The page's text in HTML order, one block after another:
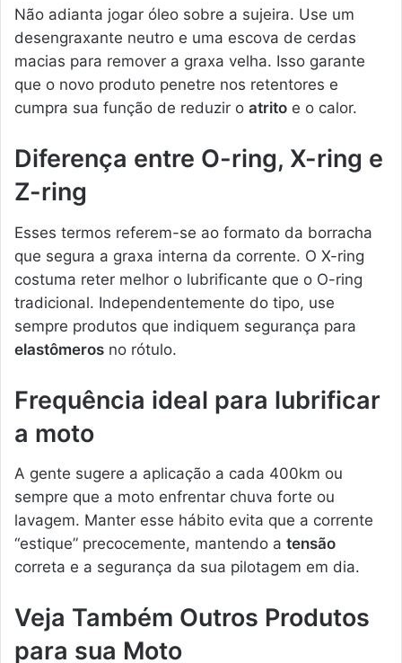
Não adianta jogar óleo sobre a sujeira. Use um
desengraxante neutro e uma escova de cerdas
macias para remover a graxa velha. Isso garante
que o novo produto penetre nos retentores e
cumpra sua função de reduzir o atrito e o calor.
Diferença entre O-ring, X-ring e
Z-ring
Esses termos referem-se ao formato da borracha
que segura a graxa interna da corrente. O X-ring
costuma reter melhor o lubrificante que o O-ring
tradicional. Independentemente do tipo, use
sempre produtos que indiquem segurança para
elastômeros no rótulo.
Frequência ideal para lubrificar
a moto
A gente sugere a aplicação a cada 400km ou
sempre que a moto enfrentar chuva forte ou
lavagem. Manter esse hábito evita que a corrente
“estique” precocemente, mantendo a tensão
correta e a segurança da sua pilotagem em dia.
Veja Também Outros Produtos
para sua Moto